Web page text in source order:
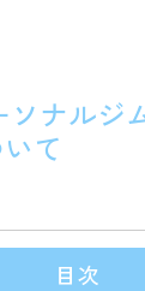
ソナルジ
て
目次